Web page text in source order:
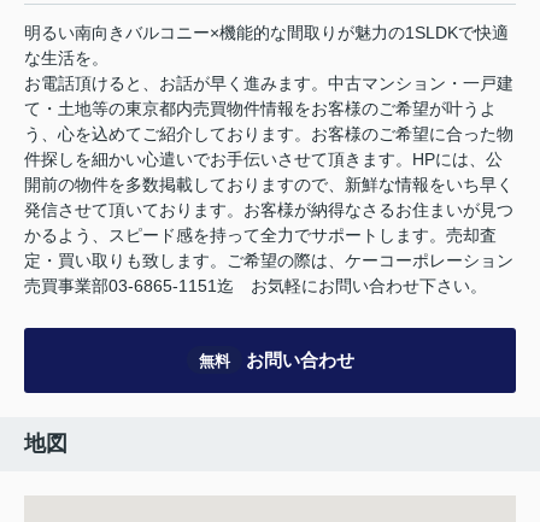
明るい南向きバルコニー×機能的な間取りが魅力の1SLDKで快適
な生活を。
お電話頂けると、お話が早く進みます。中古マンション・一戸建
て・土地等の東京都内売買物件情報をお客様のご希望が叶うよ
う、心を込めてご紹介しております。お客様のご希望に合った物
件探しを細かい心遣いでお手伝いさせて頂きます。HPには、公
開前の物件を多数掲載しておりますので、新鮮な情報をいち早く
発信させて頂いております。お客様が納得なさるお住まいが見つ
かるよう、スピード感を持って全力でサポートします。売却査
定・買い取りも致します。ご希望の際は、ケーコーポレーション
売買事業部03-6865-1151迄 お気軽にお問い合わせ下さい。
無料 お問い合わせ
地図